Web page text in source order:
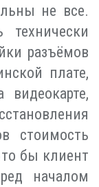
не все.
технически
разъёмов
плате,
стоимость
бы клиент
началом